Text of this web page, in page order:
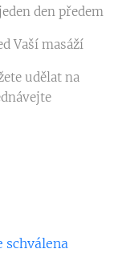
den předem
Vaší masáží
udělat na
schválena